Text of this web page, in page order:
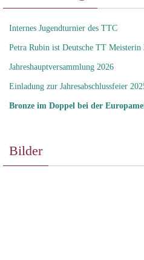
Internes Jugendturnier des TTC
Petra Rubin ist Deutsche TT Meisterin
Jahreshauptversammlung 2026
Einladung zur Jahresabschlussfeier
Bronze im Doppel bei der
Bilder